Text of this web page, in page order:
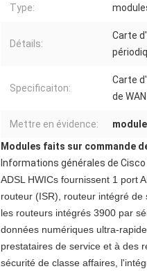
Type:
Détails:
Carte
Specificaiton:
Carte
de WAN
Mettre en évidence:
Modules faits sur commande
Informations générales de Cisco
ADSL HWICs fournissent 1 port
routeur (ISR), routeur intégré
les routeurs intégrés 3900 par
données numériques ultra-
prestataires de service et à des
sécurité de classe affaires,